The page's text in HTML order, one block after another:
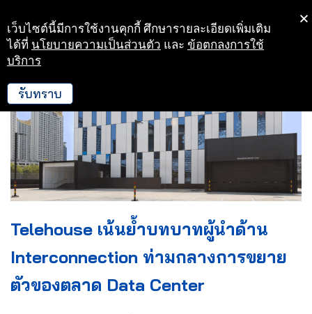
Skip
to
Telehouse เน้นย้ำบทบาทผู้นำด้าน
Interconnection ท่ามกลางการขยาย
ตัวของตลาด Data Center
เว็บไซต์นี้มีการใช้งานคุกกี้ ศึกษารายละเอียดเพิ่มเติม
ได้ที่ นโยบายความเป็นส่วนตัว และ ข้อตกลงการใช้
บริการ
รับทราบ